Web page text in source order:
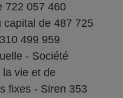
722 057 460
capital de 487 725
499 959
- Société
la vie et de
fixes - Siren 353